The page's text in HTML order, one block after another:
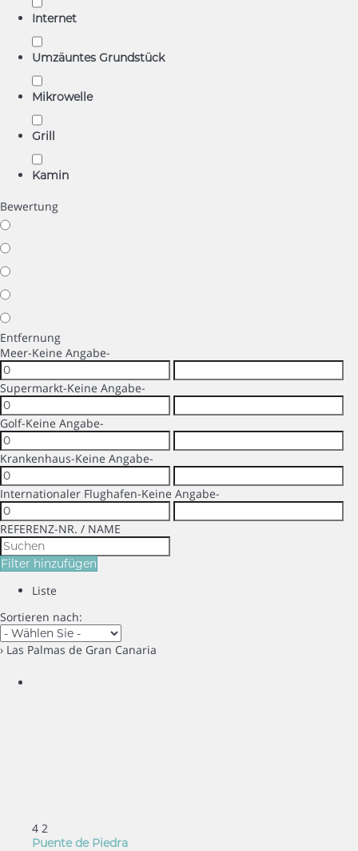
Internet
Umzäuntes Grundstück
Mikrowelle
Grill
Kamin
Bewertung
Entfernung
Meer-Keine Angabe-
Supermarkt-Keine Angabe-
Golf-Keine Angabe-
Krankenhaus-Keine Angabe-
Internationaler Flughafen-Keine Angabe-
REFERENZ-NR. / NAME
Filter hinzufügen
Liste
Sortieren nach:
› Las Palmas de Gran Canaria
4 2
Puente de Piedra